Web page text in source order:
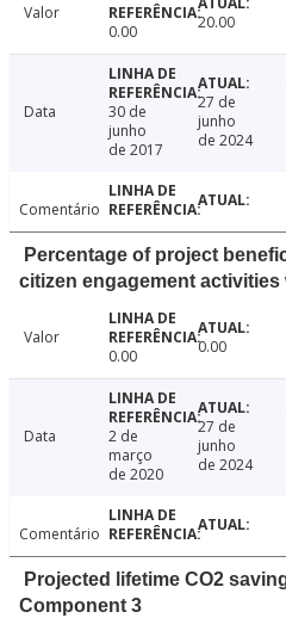
Valor
0.00
20.00
Data
30 de
junho
de 2017
27 de
junho
de 2024
Comentário
Percentage of project
citizen engagement activities
Valor
0.00
0.00
Data
2 de
março
de 2020
27 de
junho
de 2024
Comentário
Projected lifetime CO2
Component 3